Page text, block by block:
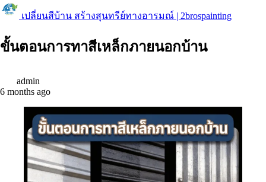
เปลี่ยนสีบ้าน สร้างสุนทรีย์ทางอารมณ์ | 2brospainting
ขั้นตอนการทาสีเหล็กภายนอกบ้าน
admin
6 months ago